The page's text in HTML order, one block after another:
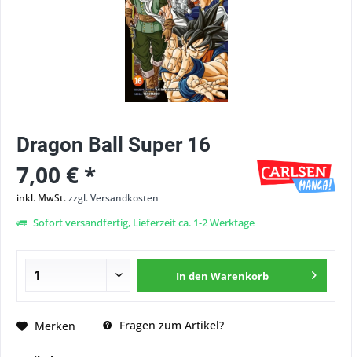
Dragon Ball Super 16
7,00 € *
inkl. MwSt.zzgl. Versandkosten
Sofort versandfertig, Lieferzeit ca. 1-2 Werktage
In den Warenkorb
Merken Fragen zum Artikel?